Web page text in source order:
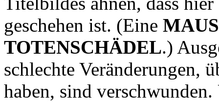
geschehen ist. (Eine MAUS
TOTENSCHÄDEL.)
schlechte Veränderungen,
haben, sind